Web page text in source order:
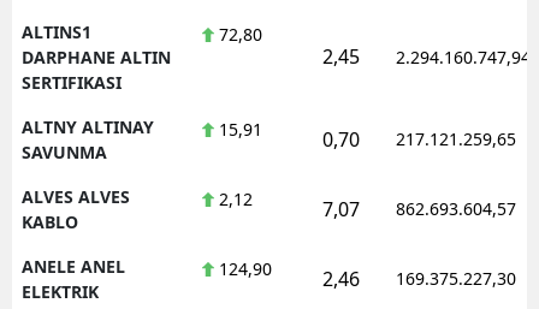
Bartın
Yalova
ALTINS1
DARPHANE ALTIN
SERTIFIKASI
72,80
2,45 2.294.160.747,94
ALTNY ALTINAY
SAVUNMA
15,91 0,70 217.121.259,65
ALVES ALVES
KABLO
2,12 7,07 862.693.604,57
ANELE ANEL
ELEKTRIK
124,90 2,46 169.375.227,30